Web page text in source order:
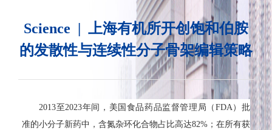
Science | 上海有机所开创饱和伯胺
的发散性与连续性分子骨架编辑策略
2013至2023年间，美国食品药品监督管理局（FDA）批
准的小分子新药中，含氮杂环化合物占比高达82%；在所有获